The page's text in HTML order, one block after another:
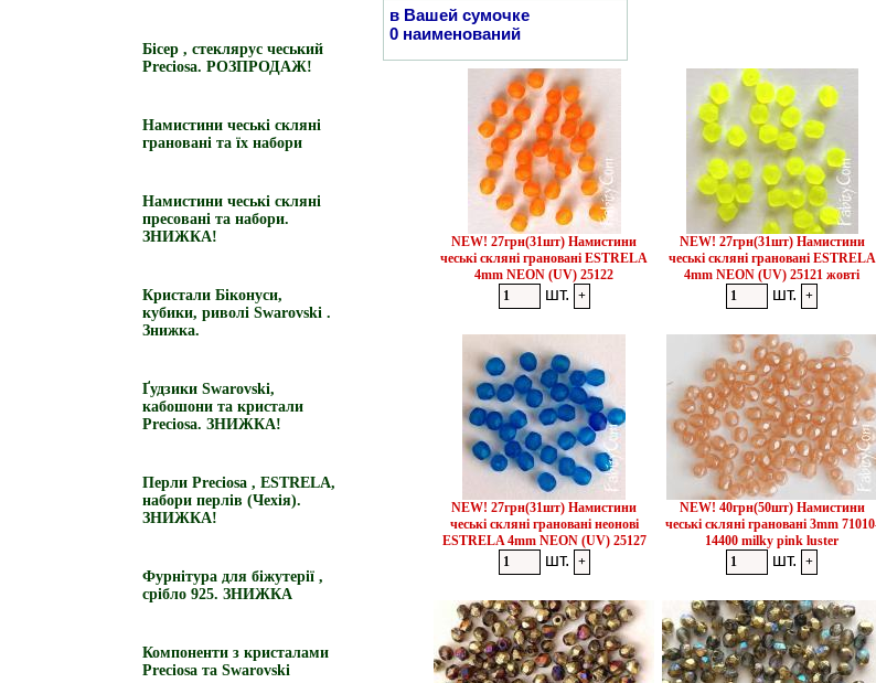
Бісер , стеклярус чеський
Preciosa. РОЗПРОДАЖ!
Намистини чеські скляні
грановані та їх набори
Намистини чеські скляні
пресовані та набори.
ЗНИЖКА!
Кристали Біконуси,
кубики, риволі Swarovski .
Знижка.
Ґудзики Swarovski,
кабошони та кристали
Preciosa. ЗНИЖКА!
Перли Preciosa , ESTRELA,
набори перлів (Чехія).
ЗНИЖКА!
Фурнітура для біжутерії ,
срібло 925. ЗНИЖКА
Компоненти з кристалами
Preciosa та Swarovski
в Вашей сумочке
0 наименований
NEW! 27грн(31шт) Намистини
чеські скляні грановані ESTRELA
4mm NEON (UV) 25122
шт.
NEW! 27грн(31шт) Намистини
чеські скляні грановані ESTRELA
4mm NEON (UV) 25121 жовті
шт.
NEW! 27грн(31шт) Намистини
чеські скляні грановані неонові
ESTRELA 4mm NEON (UV) 25127
шт.
NEW! 40грн(50шт) Намистини
чеські скляні грановані 3mm
14400 milky pink luster
шт.